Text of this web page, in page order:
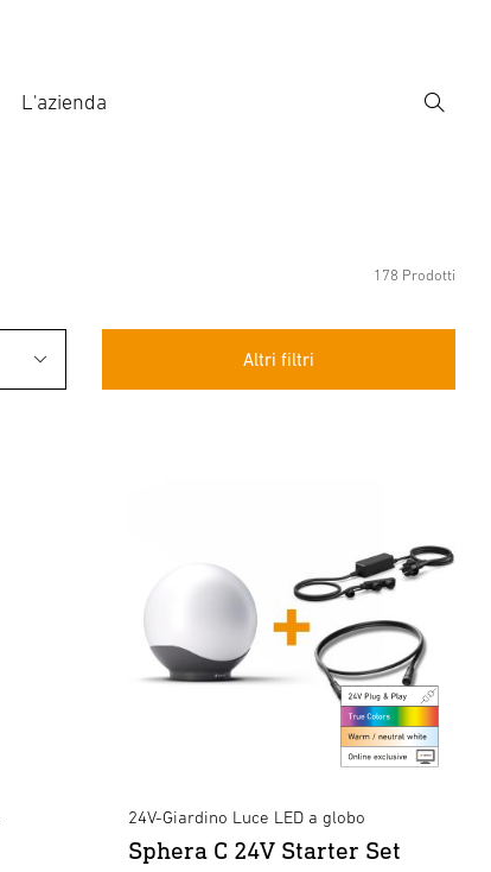
L'azienda
Ricerca
178 Prodotti
Altri filtri
24V-Giardino Luce LED a globo
Sphera C 24V Starter Set